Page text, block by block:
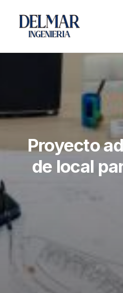
Proyecto
de local